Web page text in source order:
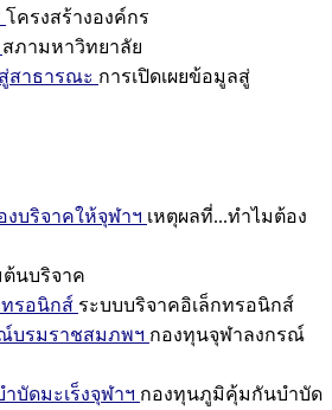
โครงสร้างองค์กร
สภามหาวิทยาลัย
สาธารณะ การเปิดเผยข้อมูลสู่
งบริจาคให้จุฬาฯ เหตุผลที่...ทำไมต้อง
ต้นบริจาค
ทรอนิกส์ ระบบบริจาคอิเล็กทรอนิกส์
บรมราชสมภพฯ กองทุนจุฬาลงกรณ์
บัดมะเร็งจุฬาฯ กองทุนภูมิคุ้มกันบำบัด